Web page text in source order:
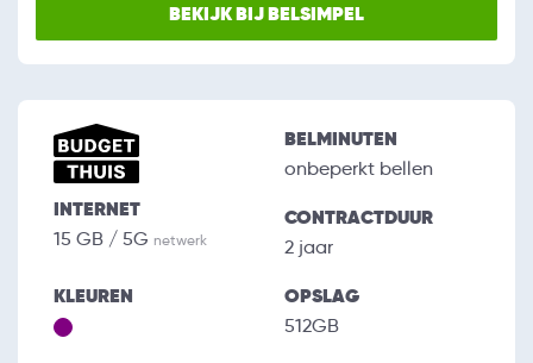
BEKIJK BIJ BELSIMPEL
INTERNET
15 GB / 5G netwerk
BELMINUTEN
onbeperkt bellen
CONTRACTDUUR
2 jaar
KLEUREN OPSLAG
512GB